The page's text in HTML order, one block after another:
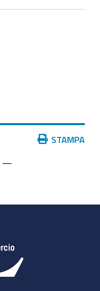
STAMPA
—